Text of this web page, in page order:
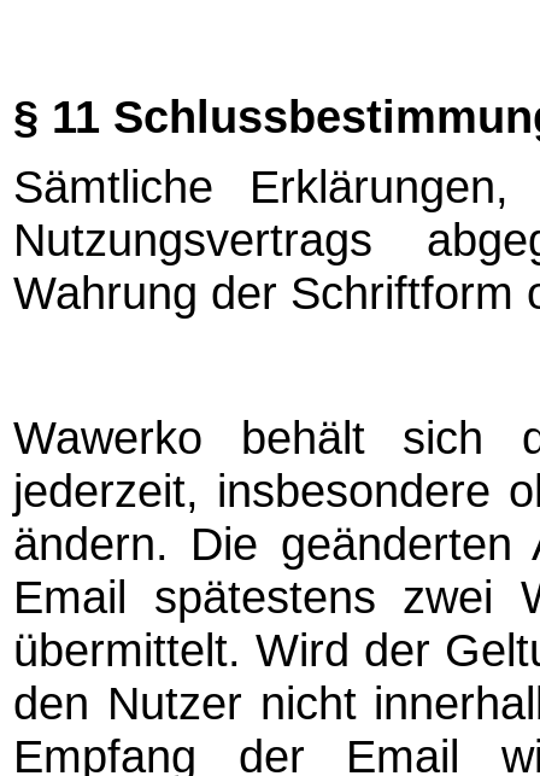
§ 11
Sämtliche
Nutzungsvertrags
Wahrung der Schriftform
Wawerko behält sich
jederzeit, insbesondere
ändern. Die
Email spätestens zwei
übermittelt. Wird der
den Nutzer nicht
Empfang der Email